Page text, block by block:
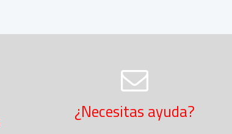
¿Necesitas ayuda?